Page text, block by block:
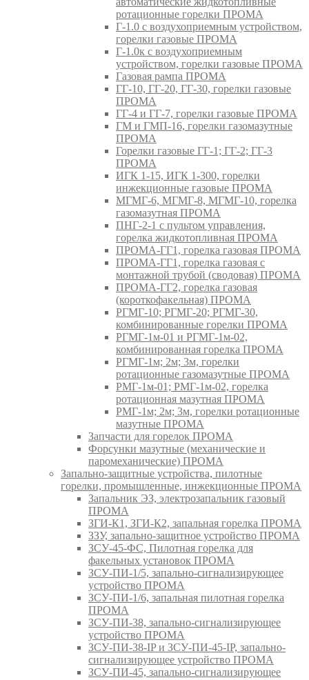
ротационные горелки ПРОМА
Г-1.0 с воздухоприемным устройством,
горелки газовые ПРОМА
Г-1.0к с воздухоприемным
устройством, горелки газовые ПРОМА
Газовая рампа ПРОМА
ГГ-10, ГГ-20, ГГ-30, горелки газовые
ПРОМА
ГГ-4 и ГГ-7, горелки газовые ПРОМА
ГМ и ГМП-16, горелки газомазутные
ПРОМА
Горелки газовые ГГ-1; ГГ-2; ГГ-3
ПРОМА
ИГК 1-15, ИГК 1-300, горелки
инжекционные газовые ПРОМА
МГМГ-6, МГМГ-8, МГМГ-10, горелка
газомазутная ПРОМА
ПНГ-2-1 с пультом управления,
горелка жидкотопливная ПРОМА
ПРОМА-ГГ1, горелка газовая ПРОМА
ПРОМА-ГГ1, горелка газовая с
монтажной трубой (сводовая) ПРОМА
ПРОМА-ГГ2, горелка газовая
(короткофакельная) ПРОМА
РГМГ-10; РГМГ-20; РГМГ-30,
комбинированные горелки ПРОМА
РГМГ-1м-01 и РГМГ-1м-02,
комбинированная горелка ПРОМА
РГМГ-1м; 2м; 3м, горелки
ротационные газомазутные ПРОМА
РМГ-1м-01; РМГ-1м-02, горелка
ротационная мазутная ПРОМА
РМГ-1м; 2м; 3м, горелки ротационные
мазутные ПРОМА
Запчасти для горелок ПРОМА
Форсунки мазутные (механические и
паромеханические) ПРОМА
Запально-защитные устройства, пилотные
горелки, промышленные, инжекционные ПРОМА
Запальник ЭЗ, электрозапальник газовый
ПРОМА
ЗГИ-К1, ЗГИ-К2, запальная горелка ПРОМА
ЗЗУ, запально-защитное устройство ПРОМА
ЗСУ-45-ФС, Пилотная горелка для
факельных установок ПРОМА
ЗСУ-ПИ-1/5, запально-сигнализирующее
устройство ПРОМА
ЗСУ-ПИ-1/6, запальная пилотная горелка
ПРОМА
ЗСУ-ПИ-38, запально-сигнализирующее
устройство ПРОМА
ЗСУ-ПИ-38-IP и ЗСУ-ПИ-45-IP, запально-
сигнализирующее устройство ПРОМА
ЗСУ-ПИ-45, запально-сигнализирующее